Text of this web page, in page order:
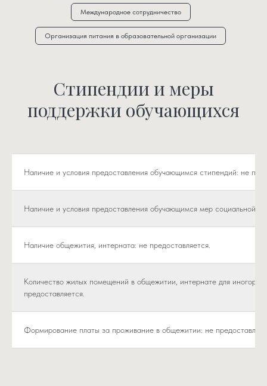
Международное сотрудничество
Организация питания в образовательной организации
Стипендии и меры
поддержки обучающихся
Наличие и условия предоставления обучающимся стипендий: не
Наличие и условия предоставления обучающимся мер социальной
Наличие общежития, интерната: не предоставляется.
Количество жилых помещений в общежитии, интернате для
предоставляется.
Формирование платы за проживание в общежитии: не